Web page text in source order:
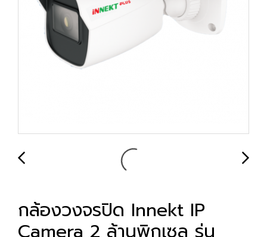
กล้องวงจรปิด Innekt IP